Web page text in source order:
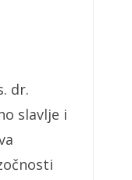
dr.
slavlje i